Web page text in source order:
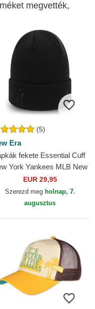
megvették,
(5)
Era
fekete Essential Cuff
York Yankees MLB New
EUR 29,95
Szerezd meg holnap, 7.
augusztus